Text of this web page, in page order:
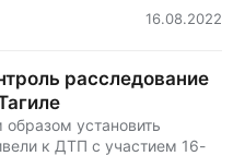
16.08.2022
расследование
установить
к ДТП с участием 16-